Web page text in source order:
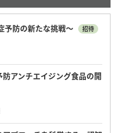
予防の新たな挑戦～ 招待
アンチエイジング食品の開